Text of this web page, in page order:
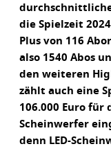
die Spielzeit
Plus von 116
also 1540 Abos
den weiteren
zählt auch eine
106.000 Euro für
Scheinwerfer
denn LED-